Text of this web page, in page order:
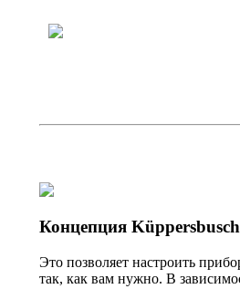
Концепция
Это позволяет настроить
так, как вам нужно. В